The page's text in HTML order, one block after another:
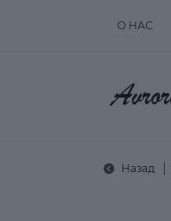
О НАС
Назад